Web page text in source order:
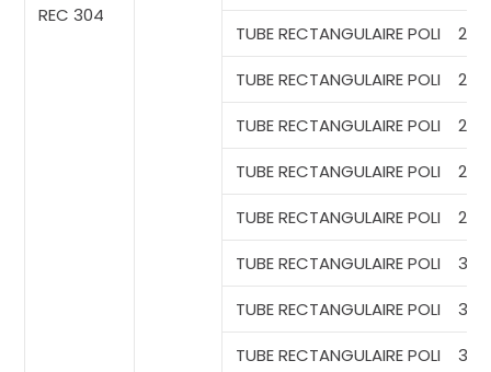
REC304
TUBERECTANGULAIRE POLI
TUBERECTANGULAIRE POLI
TUBERECTANGULAIRE POLI
TUBERECTANGULAIRE POLI
TUBERECTANGULAIRE POLI
TUBE RECTANGULAIREPOLI
TUBE RECTANGULAIREPOLI
TUBE RECTANGULAIREPOLI